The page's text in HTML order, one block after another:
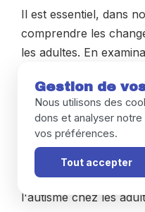
Il est essentiel, dans
comprendre les
les adultes. En
les soutenir dans leur
professionnelle. Cela
individualisée et une
société.
Dans cet article, nous
l'autisme chez les
Gestion de
Nous utilisons des
dons et analyser
vos préférences.
Tout accepter